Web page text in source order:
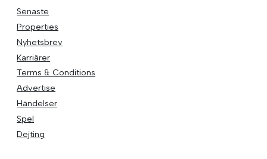
Senaste
Properties
Nyhetsbrev
Karriärer
Terms & Conditions
Advertise
Händelser
Spel
Dejting